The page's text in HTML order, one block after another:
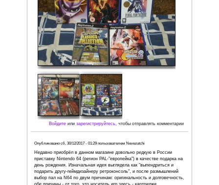
Войдитеилизарегистрируйтесь
Опубликовановс, 24/12/2017 - 10:29
Заказываю уже десятый "юбилейный" раз в этом
Все на высоте, диски как новые, джойстик будто
Всех с наступающими новогодними праздниками.
магазину много продаж и адекватных покупателей в
Рейтинг:
Фото: